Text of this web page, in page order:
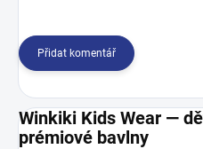
Přidat komentář
Winkiki Kids Wear —
prémiové bavlny